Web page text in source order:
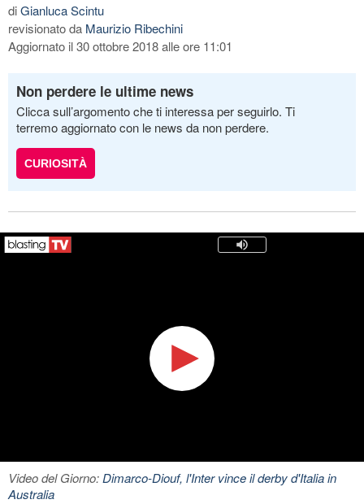
diGianluca Scintu
revisionato da Maurizio Ribechini
Aggiornato il 30 ottobre 2018 alle ore 11:01
Non perdere le ultime news
Clicca sull’argomento che ti interessa per seguirlo. Ti
terremo aggiornato con le news da non perdere.
CURIOSITÀ
Video del Giorno:Dimarco-Diouf, l'Inter vince il derby d'Italia in
Australia